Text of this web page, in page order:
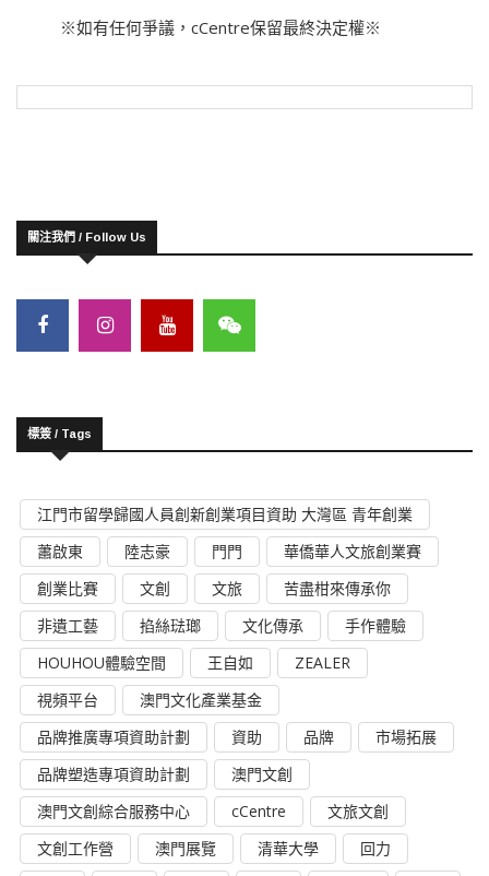
※如有任何爭議，cCentre保留最終決定權※
關注我們 / Follow Us
標簽 / Tags
江門市留學歸國人員創新創業項目資助 大灣區 青年創業
蕭啟東
陸志豪 門門
華僑華人文旅創業賽
創業比賽
文創 文旅
苦盡柑來傳承你
非遺工藝
掐絲琺瑯 文化傳承
手作體驗
HOUHOU體驗空間
王自如
ZEALER
視頻平台
澳門文化產業基金
品牌推廣專項資助計劃
資助 品牌
市場拓展
品牌塑造專項資助計劃
澳門文創
澳門文創綜合服務中心
cCentre
文旅文創
文創工作營
澳門展覽 清華大學
回力